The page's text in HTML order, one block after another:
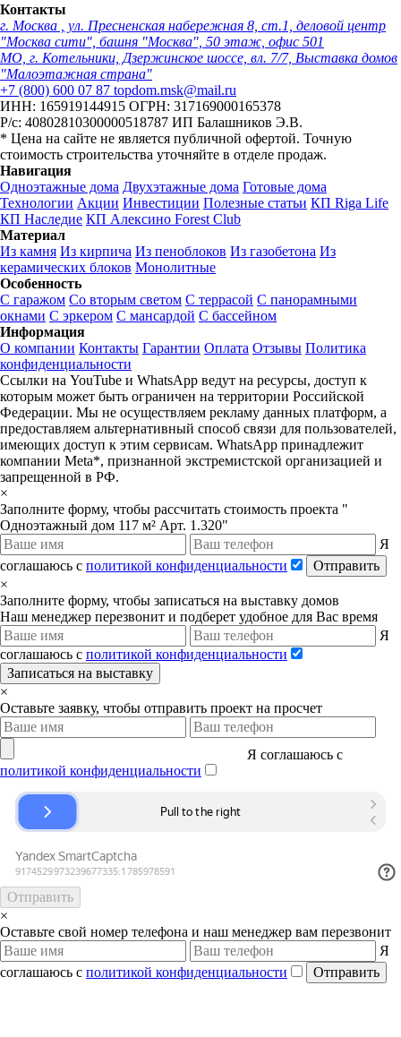
Контакты
г. Москва , ул. Пресненская набережная 8, ст.1, деловой центр
"Москва сити", башня "Москва", 50 этаж, офис 501
МО, г. Котельники, Дзержинское шоссе, вл. 7/7, Выставка домов
"Малоэтажная страна"
+7 (800) 600 07 87 topdom.msk@mail.ru
ИНН: 165919144915 ОГРН: 317169000165378
Р/с: 40802810300000518787 ИП Балашников Э.В.
* Цена на сайте не является публичной офертой. Точную
стоимость строительства уточняйте в отделе продаж.
Навигация
Одноэтажные дома Двухэтажные дома Готовые дома
Технологии Акции Инвестиции Полезные статьи КП Riga Life
КП Наследие КП Алексино Forest Club
Материал
Из камня Из кирпича Из пеноблоков Из газобетона Из
керамических блоков Монолитные
Особенность
С гаражом Со вторым светом С террасой С панорамными
окнами С эркером С мансардой С бассейном
Информация
О компании Контакты Гарантии Оплата Отзывы Политика
конфиденциальности
Ссылки на YouTube и WhatsApp ведут на ресурсы, доступ к
которым может быть ограничен на территории Российской
Федерации. Мы не осуществляем рекламу данных платформ, а
предоставляем альтернативный способ связи для пользователей,
имеющих доступ к этим сервисам. WhatsApp принадлежит
компании Meta*, признанной экстремистской организацией и
запрещенной в РФ.
×
Заполните форму, чтобы рассчитать стоимость проекта "
Одноэтажный дом 117 м² Арт. 1.320"
Я
соглашаюсь с политикой конфиденциальности
Отправить
×
Заполните форму, чтобы записаться на выставку домов
Наш менеджер перезвонит и подберет удобное для Вас время
Я
соглашаюсь с политикой конфиденциальности
Записаться на выставку
×
Оставьте заявку, чтобы отправить проект на просчет
Я соглашаюсь с
политикой конфиденциальности
Отправить
×
Оставьте свой номер телефона и наш менеджер вам перезвонит
Я
соглашаюсь с политикой конфиденциальности Отправить